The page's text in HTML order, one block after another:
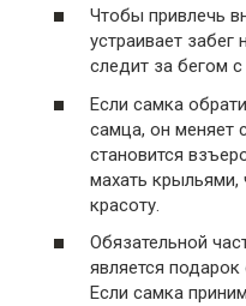
Чтобы привлечь
устраивает
следит за бегом
Если самка
самца, он меняет
становится
махать
красоту.
Обязательной
является
Если самка